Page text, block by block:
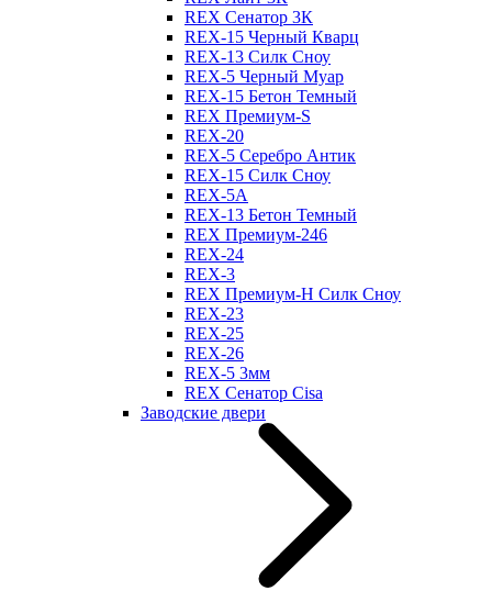
REX Сенатор 3К
REX-15 Черный Кварц
REX-13 Силк Сноу
REX-5 Черный Муар
REX-15 Бетон Темный
REX Премиум-S
REX-20
REX-5 Серебро Антик
REX-15 Силк Сноу
REX-5А
REX-13 Бетон Темный
REX Премиум-246
REX-24
REX-3
REX Премиум-Н Силк Сноу
REX-23
REX-25
REX-26
REX-5 3мм
REX Сенатор Cisa
Заводские двери